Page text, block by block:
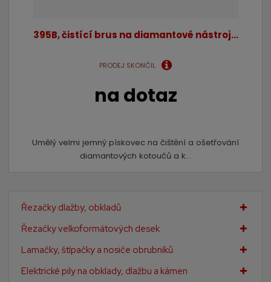
395B, čistící brus na diamantové nástroj...
na dotaz
PRODEJ SKONČIL.
Umělý velmi jemný pískovec na čištění a ošetřování
diamantových kotoučů a k...
Řezačky dlažby, obkladů
Řezačky velkoformátových desek
Lamačky, štípačky a nosiče obrubníků
Elektrické pily na obklady, dlažbu a kámen